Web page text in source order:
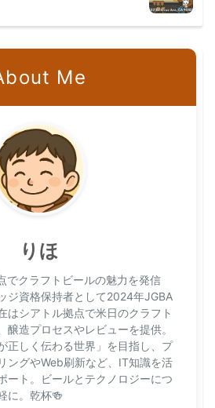
Me
りほ
でクラフトビールの魅力を発信
ジ資格保持者として2024年JGBA
はシアトル拠点で米日のクラフト
醸造プロセスやレビューを提供。
正しく伝わる世界」を目指し、プ
ングやWeb刷新など、IT知識を活
ート。ビールとテクノロジーにつ
に。乾杯🍻